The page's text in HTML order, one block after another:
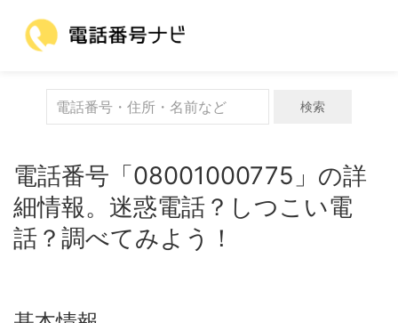
検索
電話番号「08001000775」の詳
細情報。迷惑電話？しつこい電
話？調べてみよう！